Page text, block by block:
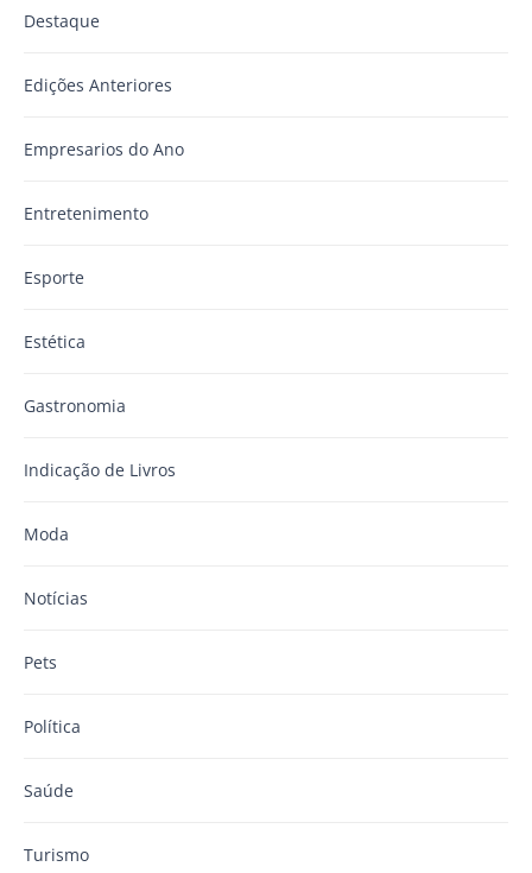
Destaque
Edições Anteriores
Empresarios do Ano
Entretenimento
Esporte
Estética
Gastronomia
Indicação de Livros
Moda
Notícias
Pets
Política
Saúde
Turismo